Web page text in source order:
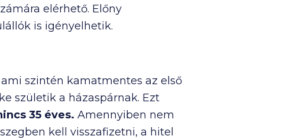
elérhető. Előny
is igényelhetik.
ami szintén kamatmentes az első
születik a házaspárnak. Ezt
35 éves. Amennyiben nem
kell visszafizetni, a hitel